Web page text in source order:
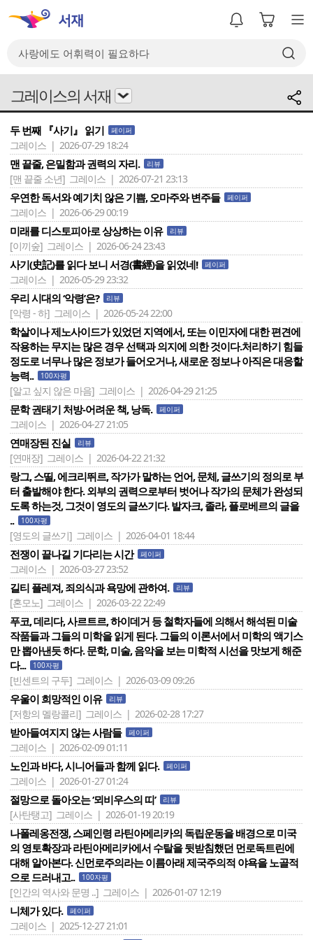
그레이스의 서재
두 번째 『사기』 읽기 페이퍼
그레이스 | 2026-07-29 18:24
맨 끝줄, 은밀함과 권력의 자리. 리뷰
[맨 끝줄 소년] 그레이스 | 2026-07-21 23:13
우연한 독서와 예기치 않은 기쁨, 오마주와 변주들 페이퍼
그레이스 | 2026-06-29 00:19
미래를 디스토피아로 상상하는 이유 리뷰
[이끼숲] 그레이스 | 2026-06-24 23:43
사기(史記)를 읽다 보니 서경(書經)을 읽었네! 페이퍼
그레이스 | 2026-05-29 23:32
우리 시대의 ‘악령’은? 리뷰
[악령 - 하] 그레이스 | 2026-05-24 22:00
학살이나 제노사이드가 있었던 지역에서, 또는 이민자에 대한 편견에
작용하는 무지는 많은 경우 선택과 의지에 의한 것이다.처리하기 힘들
정도로 너무나 많은 정보가 들어오거나, 새로운 정보나 아직은 대응할
능력..
100자평
[알고 싶지 않은 마음] 그레이스 | 2026-04-29 21:25
문학 권태기 처방-어려운 책, 낭독. 페이퍼
그레이스 | 2026-04-27 21:05
연매장된 진실 리뷰
[연매장] 그레이스 | 2026-04-22 21:32
랑그, 스띨, 에크리뛰르, 작가가 말하는 언어, 문체, 글쓰기의 정의로 부
터 출발해야 한다. 외부의 권력으로부터 벗어나 작가의 문체가 완성되
도록 하는것, 그것이 영도의 글쓰기다. 발자크, 졸라, 플로베르의 글을
..
100자평
[영도의 글쓰기] 그레이스 | 2026-04-01 18:44
전쟁이 끝나길 기다리는 시간 페이퍼
그레이스 | 2026-03-27 23:52
길티 플레져, 죄의식과 욕망에 관하여. 리뷰
[혼모노] 그레이스 | 2026-03-22 22:49
푸코, 데리다, 사르트르, 하이데거 등 철학자들에 의해서 해석된 미술
작품들과 그들의 미학을 읽게 된다. 그들의 이론서에서 미학의 액기스
만 뽑아낸듯 하다. 문학, 미술, 음악을 보는 미학적 시선을 맛보게 해준
다...
100자평
[빈센트의 구두] 그레이스 | 2026-03-09 09:26
우울이 희망적인 이유 리뷰
[저항의 멜랑콜리] 그레이스 | 2026-02-28 17:27
받아들여지지 않는 사람들 페이퍼
그레이스 | 2026-02-09 01:11
노인과 바다, 시니어들과 함께 읽다. 페이퍼
그레이스 | 2026-01-27 01:24
절망으로 돌아오는 ‘뫼비우스의 띠’ 리뷰
[사탄탱고] 그레이스 | 2026-01-19 20:19
나폴레옹전쟁, 스페인령 라틴아메리카의 독립운동을 배경으로 미국
의 영토확장과 라틴아메리카에서 수탈을 뒷받침했던 먼로독트린에
대해 알아본다. 신먼로주의라는 이름아래 제국주의적 야욕을 노골적
으로 드러내고..
100자평
[인간의 역사와 문명 ..] 그레이스 | 2026-01-07 12:19
니체가 있다. 페이퍼
그레이스 | 2025-12-27 21:01